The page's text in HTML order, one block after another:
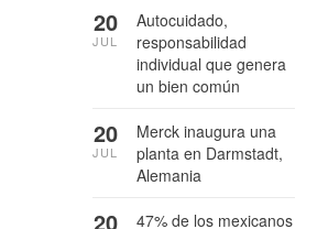
Autocuidado,
responsabilidad
individual que genera
un bien común
20
JUL
Merck inaugura una
planta en Darmstadt,
Alemania
20
JUL
47% de los mexicanos
20